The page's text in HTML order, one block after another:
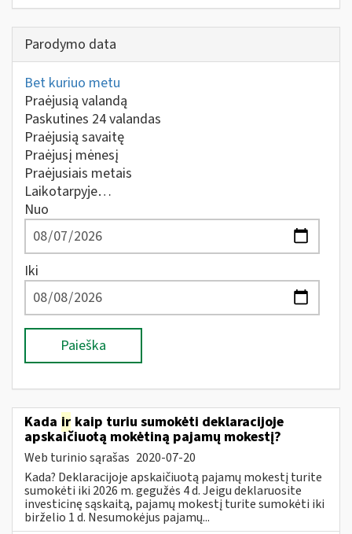
Parodymo data
Bet kuriuo metu
Praėjusią valandą
Paskutines 24 valandas
Praėjusią savaitę
Praėjusį mėnesį
Praėjusiais metais
Laikotarpyje…
Nuo
Iki
Paieška
Kada ir kaip turiu sumokėti deklaracijoje
apskaičiuotą mokėtiną pajamų mokestį?
Web turinio sąrašas 2020-07-20
Kada? Deklaracijoje apskaičiuotą pajamų mokestį turite
sumokėti iki 2026 m. gegužės 4 d. Jeigu deklaruosite
investicinę sąskaitą, pajamų mokestį turite sumokėti iki
birželio 1 d. Nesumokėjus pajamų...